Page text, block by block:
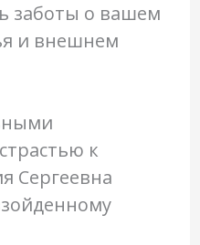
заботы о вашем
и внешнем
к
Сергеевна